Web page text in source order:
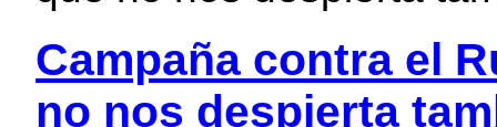
Campaña contra el
no nos despierta
escort
bayan
escort
escort